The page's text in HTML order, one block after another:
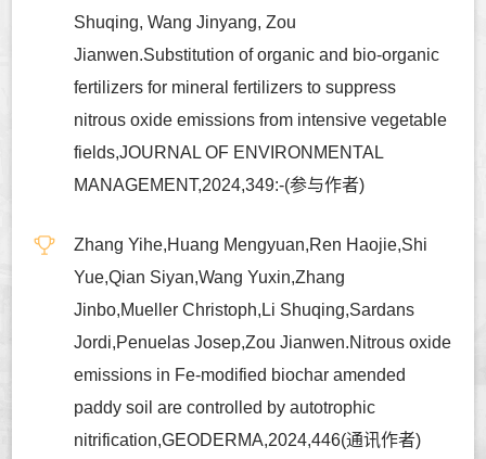
Shuqing, Wang Jinyang, Zou
Jianwen.Substitution of organic and bio-organic
fertilizers for mineral fertilizers to suppress
nitrous oxide emissions from intensive vegetable
fields,JOURNAL OF ENVIRONMENTAL
MANAGEMENT,2024,349:-(参与作者)
Zhang Yihe,Huang Mengyuan,Ren Haojie,Shi
Yue,Qian Siyan,Wang Yuxin,Zhang
Jinbo,Mueller Christoph,Li Shuqing,Sardans
Jordi,Penuelas Josep,Zou Jianwen.Nitrous oxide
emissions in Fe-modified biochar amended
paddy soil are controlled by autotrophic
nitrification,GEODERMA,2024,446(通讯作者)